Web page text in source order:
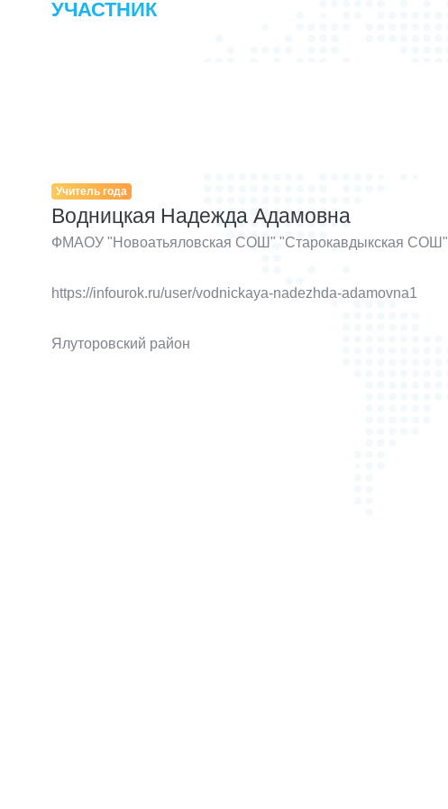
УЧАСТНИК
Учитель года
Водницкая Надежда Адамовна
ФМАОУ "Новоатьяловская СОШ" "Старокавдыкская СОШ"
https://infourok.ru/user/vodnickaya-nadezhda-adamovna1
Ялуторовский район